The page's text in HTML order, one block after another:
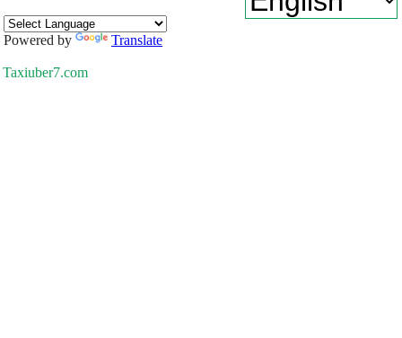
Powered by Translate
Taxiuber7.com